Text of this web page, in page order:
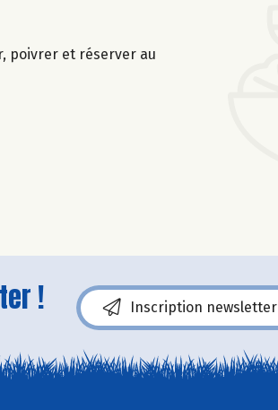
poivrer et réserver au
! Inscription newsletter